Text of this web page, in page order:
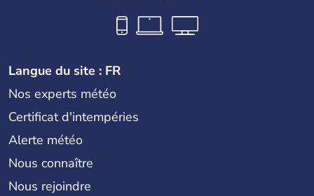
Langue du site : FR
Nos experts météo
Certificat d'intempéries
Alerte météo
Nous connaître
Nous rejoindre